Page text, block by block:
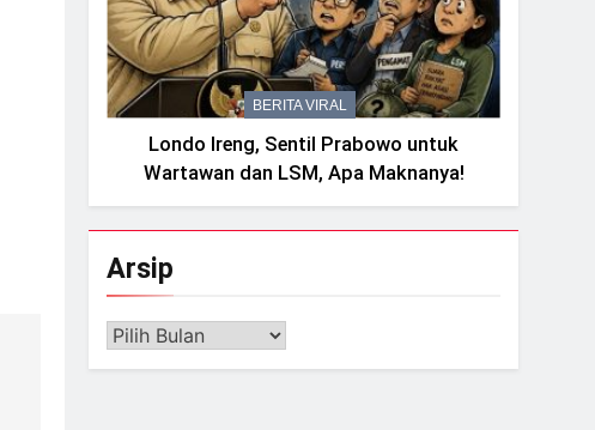
BERITA VIRAL
Londo Ireng, Sentil Prabowo untuk
Wartawan dan LSM, Apa Maknanya!
Arsip
Arsip